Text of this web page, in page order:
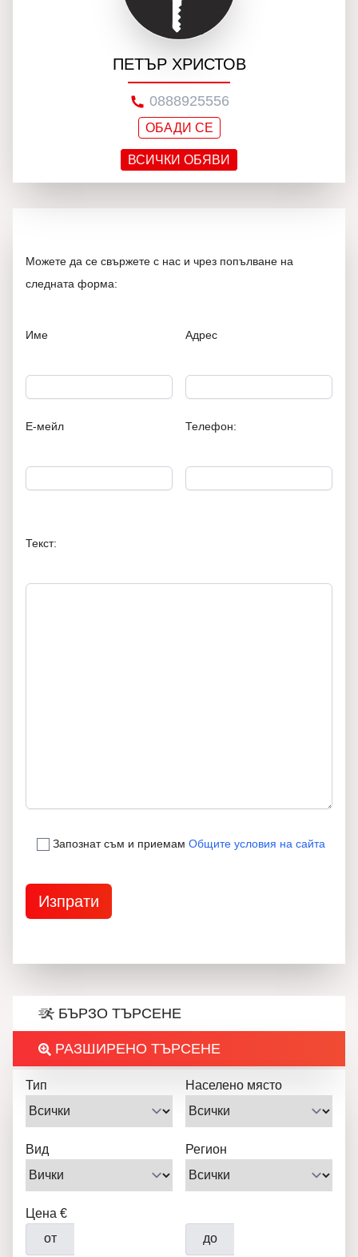
ПЕТЪР ХРИСТОВ
0888925556
ОБАДИ СЕ
ВСИЧКИ ОБЯВИ
Можете да се свържете с нас и чрез попълване на
следната форма:
Име
Е-мейл
Адрес
Телефон:
Текст:
Запознат съм и приемам Общите условия на сайта
БЪРЗО ТЪРСЕНЕ
РАЗШИРЕНО ТЪРСЕНЕ
Тип Населено място
Вид Регион
Цена €
от
до